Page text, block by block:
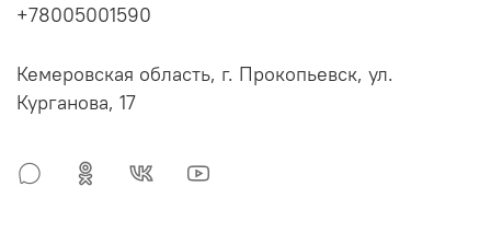
+78005001590
Кемеровская область, г. Прокопьевск, ул.
Курганова, 17